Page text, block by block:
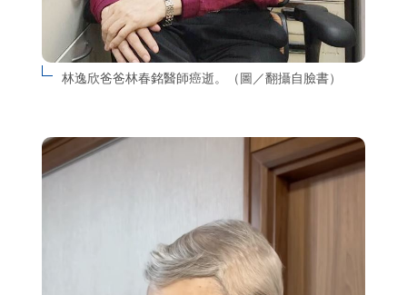
林逸欣爸爸林春銘醫師癌逝。（圖／翻攝自臉書）